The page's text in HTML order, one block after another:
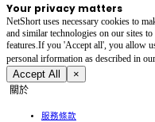
Your privacy matters
NetShort uses necessary cookies to
and similar technologies on our sites
features.If you 'Accept all', you allow
personal irformation as described in our
Accept All ×
關於
服務條款